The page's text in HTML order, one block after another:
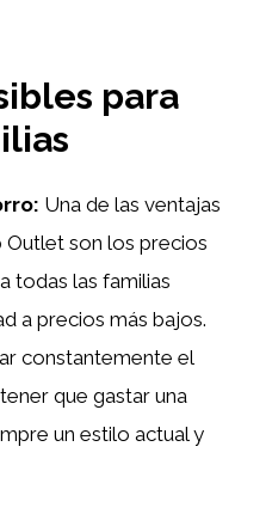
para
Una de las ventajas
Outlet son los precios
todas las familias
a precios más bajos.
constantemente el
que gastar una
un estilo actual y